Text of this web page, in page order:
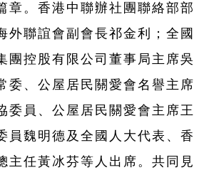
章。香港中聯辦社團聯絡部部
外聯誼會副會長祁金利；全國
團控股有限公司董事局主席吳
委、公屋居民關愛會名譽主席
委員、公屋居民關愛會主席王
員魏明德及全國人大代表、香
主任黃冰芬等人出席。共同見